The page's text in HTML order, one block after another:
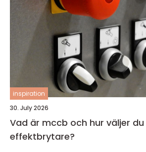
inspiration
30. July 2026
Vad är mccb och hur väljer
effektbrytare?